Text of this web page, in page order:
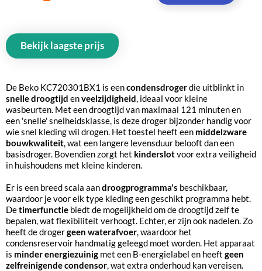
Bekijk laagste prijs
De Beko KC720301BX1 is eencondensdrogerdie uitblinkt in
snelle droogtijd enveelzijdigheid, ideaal voor kleine
wasbeurten. Met een droogtijd van maximaal 121 minuten en
een 'snelle' snelheidsklasse, is deze droger bijzonder handig voor
wie snel kleding wil drogen. Het toestel heeft een middelzware
bouwkwaliteit, wat een langere levensduur belooft dan een
basisdroger. Bovendien zorgt het kinderslotvoor extra veiligheid
in huishoudens met kleine kinderen.
Er is een breed scala aandroogprogramma's beschikbaar,
waardoor je voor elk type kleding een geschikt programma hebt.
Detimerfunctie biedt de mogelijkheid om de droogtijd zelf te
bepalen, wat flexibiliteit verhoogt. Echter, er zijn ook nadelen. Zo
heeft de drogergeen waterafvoer, waardoor het
condensreservoir handmatig geleegd moet worden. Het apparaat
is minder energiezuinig met een B-energielabel en heeft geen
zelfreinigende condensor, wat extra onderhoud kan vereisen.